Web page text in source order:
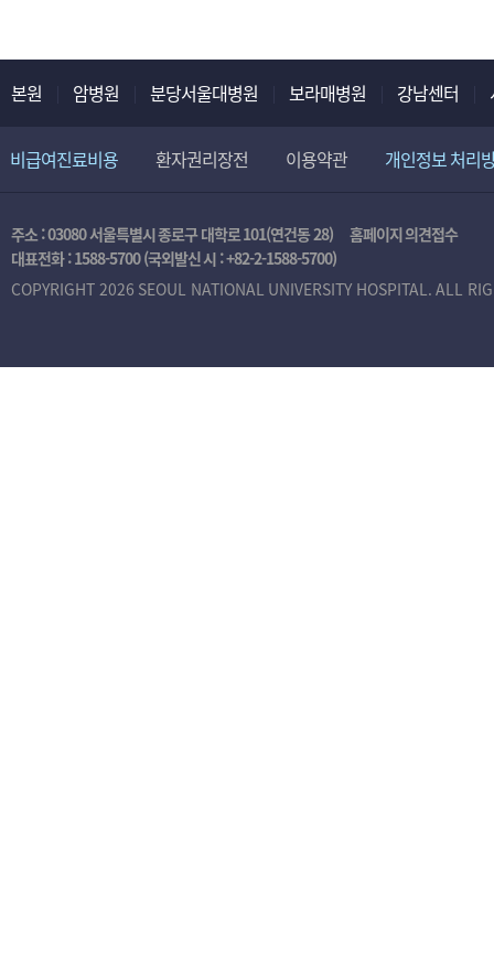
본원 암병원 분당서울대병원 보라매병원 강남센터
비급여진료비용 환자권리장전 이용약관 개인정보 처리
주소 : 03080 서울특별시 종로구 대학로 101(연건동 28)
홈페이지 의견접수
대표전화 :1588-5700(국외발신 시 :+82-2-1588-5700)
COPYRIGHT 2026 SEOUL NATIONAL UNIVERSITY HOSPITAL. ALL